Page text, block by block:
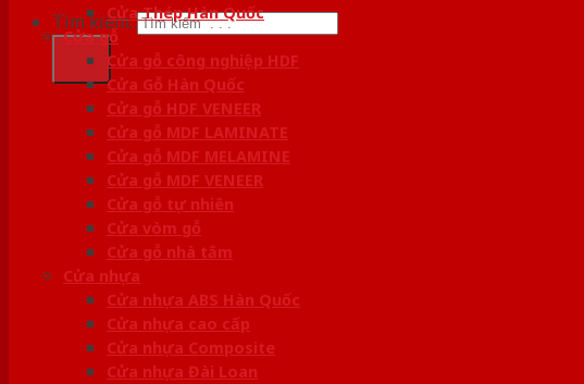
Tìm kiếm:Cửa Thép Hàn Quốc
Cửa gỗ
Cửa gỗ công nghiệp HDF
Cửa Gỗ Hàn Quốc
Cửa gỗ HDF VENEER
Cửa gỗ MDF LAMINATE
Cửa gỗ MDF MELAMINE
Cửa gỗ MDF VENEER
Cửa gỗ tự nhiên
Cửa vòm gỗ
Cửa gỗ nhà tắm
Cửa nhựa
Cửa nhựa ABS Hàn Quốc
Cửa nhựa cao cấp
Cửa nhựa Composite
Cửa nhựa Đài Loan